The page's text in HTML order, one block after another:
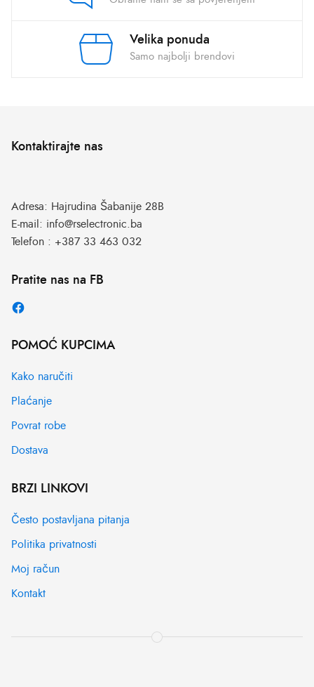
Velika ponuda
Samo najbolji brendovi
Kontaktirajte nas
Adresa: Hajrudina Šabanije 28B
E-mail: info@rselectronic.ba
Telefon : +387 33 463 032
Pratite nas na FB
POMOĆ KUPCIMA
Kako naručiti
Plaćanje
Povrat robe
Dostava
BRZI LINKOVI
Često postavljana pitanja
Politika privatnosti
Moj račun
Kontakt